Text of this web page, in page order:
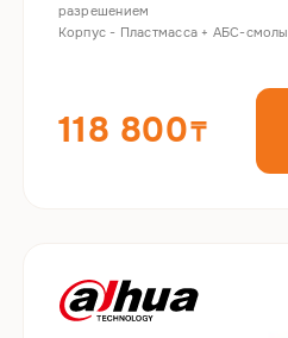
разрешением
Корпус - Пластмасса + АБС-смолы
118 800